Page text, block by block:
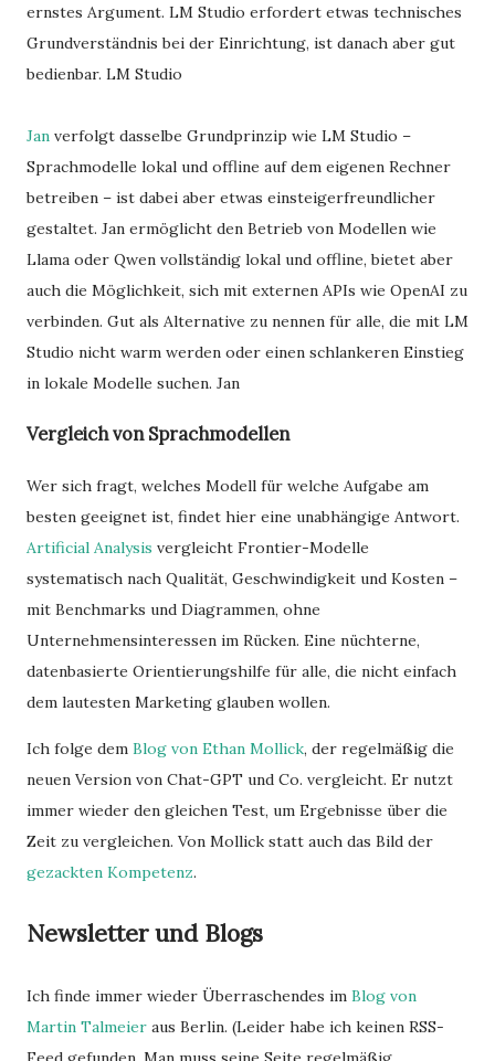
ernstes Argument. LM Studio erfordert etwas technisches
Grundverständnis bei der Einrichtung, ist danach aber gut
bedienbar. LM Studio
Jan verfolgt dasselbe Grundprinzip wie LM Studio –
Sprachmodelle lokal und offline auf dem eigenen Rechner
betreiben – ist dabei aber etwas einsteigerfreundlicher
gestaltet. Jan ermöglicht den Betrieb von Modellen wie
Llama oder Qwen vollständig lokal und offline, bietet aber
auch die Möglichkeit, sich mit externen APIs wie OpenAI zu
verbinden. Gut als Alternative zu nennen für alle, die mit LM
Studio nicht warm werden oder einen schlankeren Einstieg
in lokale Modelle suchen. Jan
Vergleich von Sprachmodellen
Wer sich fragt, welches Modell für welche Aufgabe am
besten geeignet ist, findet hier eine unabhängige Antwort.
Artificial Analysis vergleicht Frontier-Modelle
systematisch nach Qualität, Geschwindigkeit und Kosten –
mit Benchmarks und Diagrammen, ohne
Unternehmensinteressen im Rücken. Eine nüchterne,
datenbasierte Orientierungshilfe für alle, die nicht einfach
dem lautesten Marketing glauben wollen.
Ich folge dem Blog von Ethan Mollick, der regelmäßig die
neuen Version von Chat-GPT und Co. vergleicht. Er nutzt
immer wieder den gleichen Test, um Ergebnisse über die
Zeit zu vergleichen. Von Mollick statt auch das Bild der
gezackten Kompetenz.
Newsletter und Blogs
Ich finde immer wieder Überraschendes im Blog von
Martin Talmeier aus Berlin. (Leider habe ich keinen RSS-